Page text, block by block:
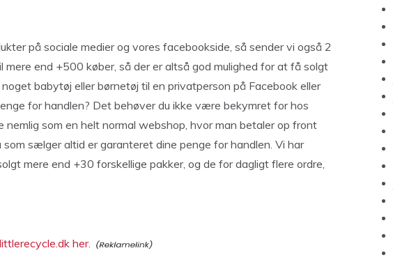
på sociale medier og vores facebookside, så sender vi også 2
mere end +500 køber, så der er altså god mulighed for at få solgt
babytøj eller børnetøj til en privatperson på Facebook eller
for handlen? Det behøver du ikke være bekymret for hos
nemlig som en helt normal webshop, hvor man betaler op front
sælger altid er garanteret dine penge for handlen. Vi har
mere end +30 forskellige pakker, og de for dagligt flere ordre,
her.